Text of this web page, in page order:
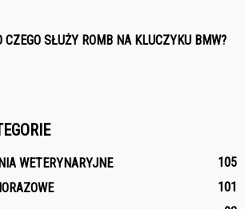
CZEGO SŁUŻY ROMB NA KLUCZYKU BMW?
WETERYNARYJNE
105
101